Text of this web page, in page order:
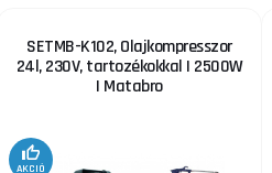
SETMB-K102, Olajkompresszor
24l, 230V, tartozékokkal | 2500W
| Matabro
AKCIÓ